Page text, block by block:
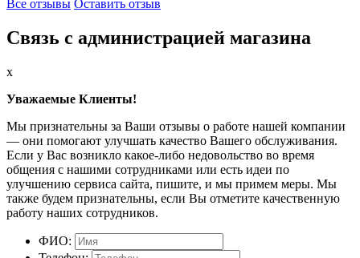
Все отзывы Оставить отзыв
Связь с администрацией магазина
x
Уважаемые Клиенты!
Мы признательны за Ваши отзывы о работе нашей компании
— они помогают улучшать качество Вашего обслуживания.
Если у Вас возникло какое-либо недовольство во время
общения с нашими сотрудниками или есть идеи по
улучшению сервиса сайта, пишите, и мы примем меры. Мы
также будем признательны, если Вы отметите качественную
работу наших сотрудников.
ФИО: